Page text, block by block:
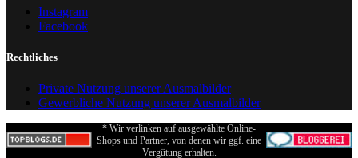
Instagram
Facebook
Rechtliches
Private Nutzung unserer Ausmalbilder
Gewerbliche Nutzung unserer Ausmalbilder
* Wir verlinken auf ausgewählte Online-
Shops und Partner, von denen wir ggf. eine
Vergütung erhalten.